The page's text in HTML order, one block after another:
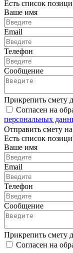
Есть список
Ваше имя
Email
Телефон
Сообщение
Прикрепить смету
Согласен на
персональных
Отправить смету на
Есть список
Ваше имя
Email
Телефон
Сообщение
Прикрепить смету
Согласен на